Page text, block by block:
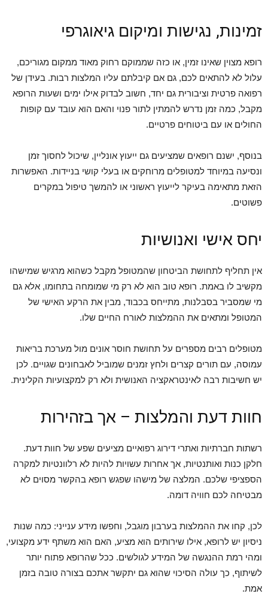
זמינות, נגישות ומיקום גיאוגרפי
רופא מצוין שאינו זמין, או כזה שממוקם רחוק מאוד ממקום מגוריכם,
עלול לא להתאים לכם, גם אם קיבלתם עליו המלצות רבות. בעידן של
רפואה פרטית וציבורית גם יחד, חשוב לבדוק אילו ימים ושעות הרופא
מקבל, כמה זמן נדרש להמתין לתור פנוי והאם הוא עובד עם קופות
החולים או עם ביטוחים פרטיים.
בנוסף, ישנם רופאים שמציעים גם ייעוץ אונליין, שיכול לחסוך זמן
ונסיעה במיוחד למטופלים מרוחקים או בעלי קושי בניידות. האפשרות
הזאת מתאימה בעיקר לייעוץ ראשוני או להמשך טיפול במקרים
פשוטים.
יחס אישי ואנושיות
אין תחליף לתחושת הביטחון שהמטופל מקבל כשהוא מרגיש שמישהו
מקשיב לו באמת. רופא טוב הוא לא רק מי שמומחה בתחומו, אלא גם
מי שמסביר בסבלנות, מתייחס בכבוד, מבין את הרקע האישי של
המטופל ומתאים את ההמלצות לאורח החיים שלו.
מטופלים רבים מספרים על תחושת חוסר אונים מול מערכת בריאות
עמוסה, עם תורים קצרים ולחץ זמנים שמוביל לאבחונים שגויים. לכן
יש חשיבות רבה לאינטראקציה האנושית ולא רק למקצועיות הקלינית.
חוות דעת והמלצות – אך בזהירות
רשתות חברתיות ואתרי דירוג רפואיים מציעים שפע של חוות דעת.
חלקן כנות ואותנטיות, אך אחרות עשויות להיות לא רלוונטיות למקרה
הספציפי שלכם. המלצה של מישהו שפגש רופא בהקשר מסוים לא
מבטיחה לכם חוויה דומה.
לכן, קחו את ההמלצות בערבון מוגבל, וחפשו מידע ענייני: כמה שנות
ניסיון יש לרופא, אילו שירותים הוא מציע, האם הוא משתף ידע מקצועי,
ומהי רמת ההנגשה של המידע לגולשים. ככל שהרופא פתוח יותר
לשיתוף, כך עולה הסיכוי שהוא גם יתקשר אתכם בצורה טובה בזמן
אמת.